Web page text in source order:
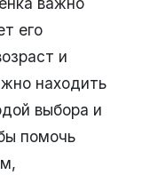
его
и
находить
выбора и
помочь